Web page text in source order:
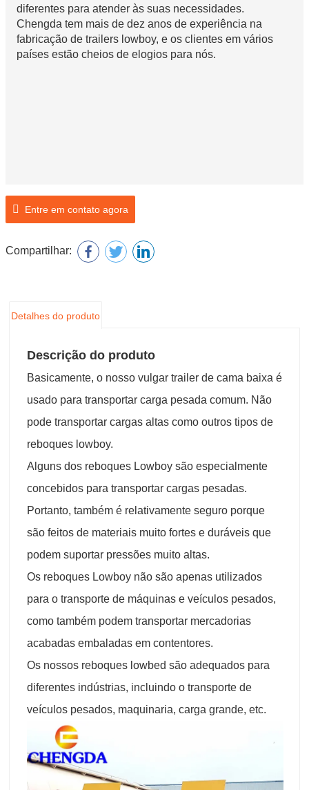
diferentes para atender às suas necessidades.
Chengda tem mais de dez anos de experiência na
fabricação de trailers lowboy, e os clientes em vários
países estão cheios de elogios para nós.
Entre em contato agora
Compartilhar:
Detalhes do produto
Descrição do produto
Basicamente, o nosso vulgar trailer de cama baixa é
usado para transportar carga pesada comum. Não
pode transportar cargas altas como outros tipos de
reboques lowboy.
Alguns dos reboques Lowboy são especialmente
concebidos para transportar cargas pesadas.
Portanto, também é relativamente seguro porque
são feitos de materiais muito fortes e duráveis que
podem suportar pressões muito altas.
Os reboques Lowboy não são apenas utilizados
para o transporte de máquinas e veículos pesados,
como também podem transportar mercadorias
acabadas embaladas em contentores.
Os nossos reboques lowbed são adequados para
diferentes indústrias, incluindo o transporte de
veículos pesados, maquinaria, carga grande, etc.